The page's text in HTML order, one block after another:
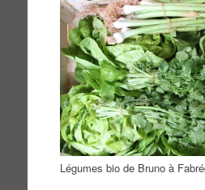
Légumes bio de Bruno à